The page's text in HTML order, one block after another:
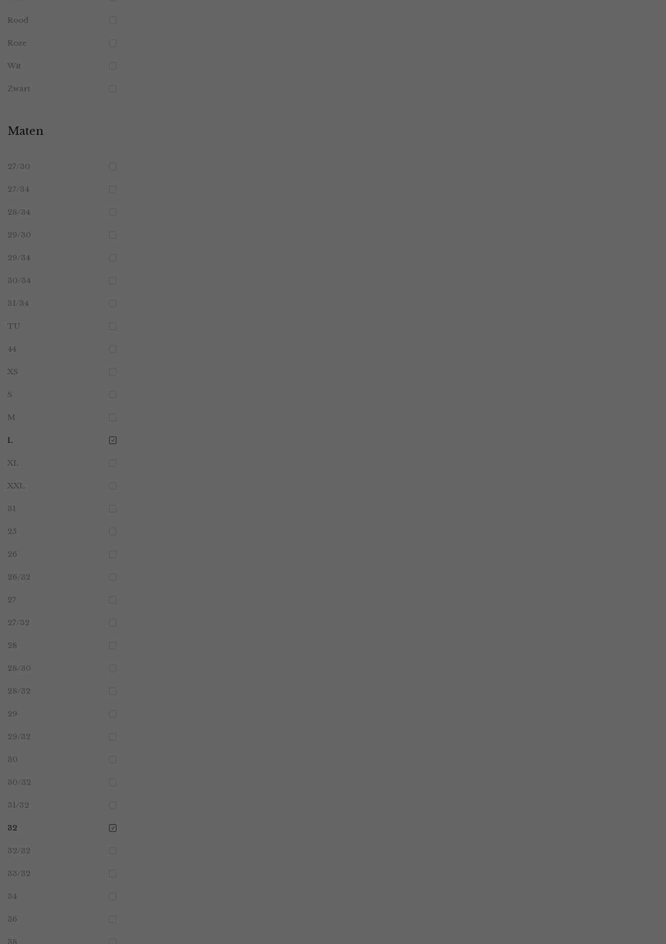
Rood
Roze
Wit
Zwart
Maten
27/30
27/34
28/34
29/30
29/34
30/34
31/34
TU
44
XS
S
M
L
XL
XXL
31
25
26
26/32
27
27/32
28
28/30
28/32
29
29/32
30
30/32
31/32
32
32/32
33/32
34
36
38